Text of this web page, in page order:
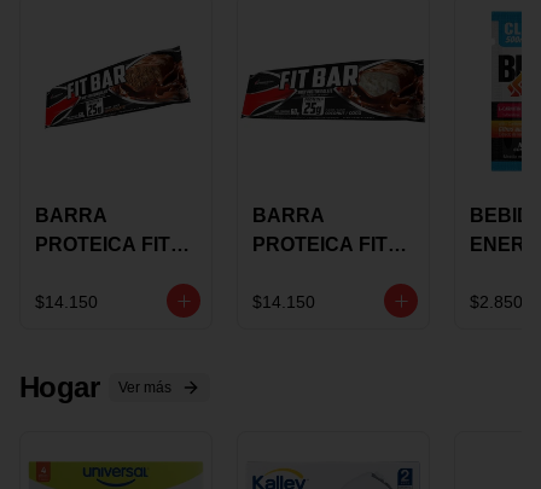
BARRA
PROTEICA FIT
CHOCOLATE X
$14.150
BARRA
PROTEICA FIT
GRS
$14.150
STACK 6G
$2.850
Hogar Ver más